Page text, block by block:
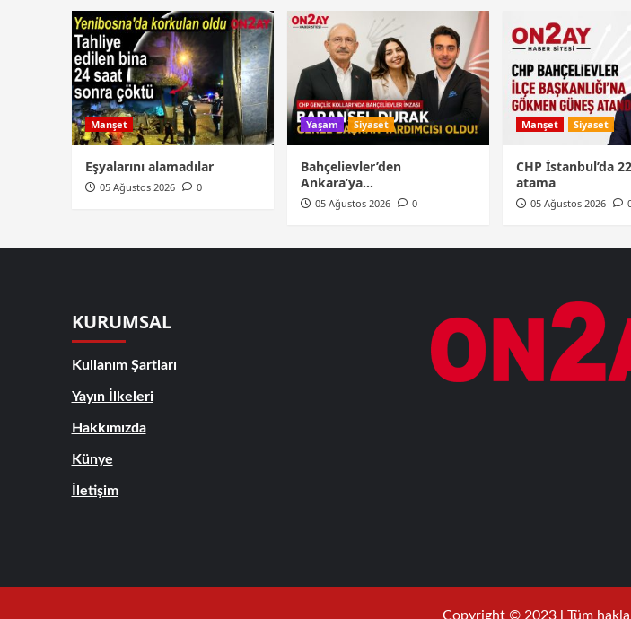
Manşet
Eşyalarını alamadılar
05 Ağustos 2026 0
Yaşam Siyaset
Bahçelievler’den
Ankara’ya…
05 Ağustos 2026 0
Manşet Siyaset
CHP İstanbul’da
atama
05 Ağustos 2026
KURUMSAL
Kullanım Şartları
Yayın İlkeleri
Hakkımızda
Künye
İletişim
Copyright © 2023 l Tüm